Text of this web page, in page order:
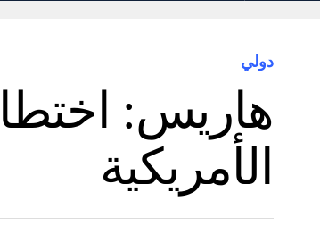
دولي
هاريس:
الأمريكية